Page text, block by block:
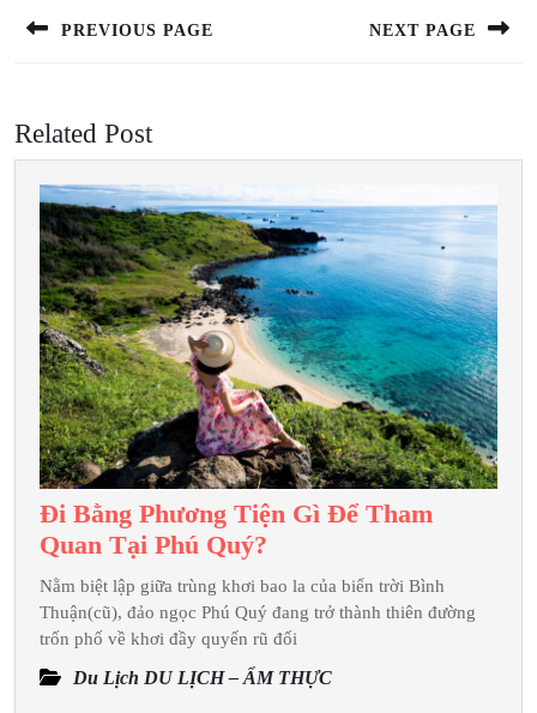
bài
PREVIOUS PAGE NEXT PAGE
Related Post
Đi Bằng Phương Tiện Gì Để Tham
Quan Tại Phú Quý?
Bằng
Phương
Tiện
Gì
Nằm biệt lập giữa trùng khơi bao la của biển trời Bình
Thuận(cũ), đảo ngọc Phú Quý đang trở thành thiên đường
trốn phố về khơi đầy quyến rũ đối
Du Lịch DU LỊCH – ẨM THỰC